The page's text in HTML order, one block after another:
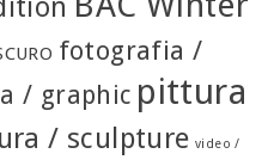
fotografia /
/ graphic pittura
/ sculpture video /